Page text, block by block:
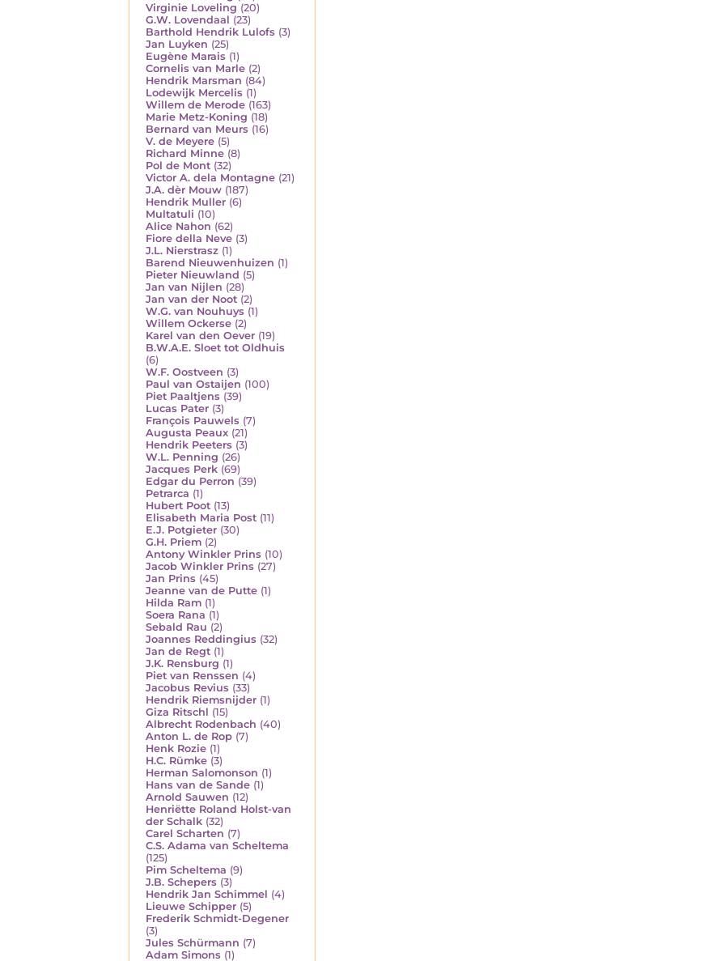
Virginie Loveling (20)
G.W. Lovendaal (23)
Barthold Hendrik Lulofs (3)
Jan Luyken (25)
Eugène Marais (1)
Cornelis van Marle (2)
Hendrik Marsman (84)
Lodewijk Mercelis (1)
Willem de Merode (163)
Marie Metz-Koning (18)
Bernard van Meurs (16)
V. de Meyere (5)
Richard Minne (8)
Pol de Mont (32)
Victor A. dela Montagne (21)
J.A. dèr Mouw (187)
Hendrik Muller (6)
Multatuli (10)
Alice Nahon (62)
Fiore della Neve (3)
J.L. Nierstrasz (1)
Barend Nieuwenhuizen (1)
Pieter Nieuwland (5)
Jan van Nijlen (28)
Jan van der Noot (2)
W.G. van Nouhuys (1)
Willem Ockerse (2)
Karel van den Oever (19)
B.W.A.E. Sloet tot Oldhuis
(6)
W.F. Oostveen (3)
Paul van Ostaijen (100)
Piet Paaltjens (39)
Lucas Pater (3)
François Pauwels (7)
Augusta Peaux (21)
Hendrik Peeters (3)
W.L. Penning (26)
Jacques Perk (69)
Edgar du Perron (39)
Petrarca (1)
Hubert Poot (13)
Elisabeth Maria Post (11)
E.J. Potgieter (30)
G.H. Priem (2)
Antony Winkler Prins (10)
Jacob Winkler Prins (27)
Jan Prins (45)
Jeanne van de Putte (1)
Hilda Ram (1)
Soera Rana (1)
Sebald Rau (2)
Joannes Reddingius (32)
Jan de Regt (1)
J.K. Rensburg (1)
Piet van Renssen (4)
Jacobus Revius (33)
Hendrik Riemsnijder (1)
Giza Ritschl (15)
Albrecht Rodenbach (40)
Anton L. de Rop (7)
Henk Rozie (1)
H.C. Rümke (3)
Herman Salomonson (1)
Hans van de Sande (1)
Arnold Sauwen (12)
Henriëtte Roland Holst-van
der Schalk (32)
Carel Scharten (7)
C.S. Adama van Scheltema
(125)
Pim Scheltema (9)
J.B. Schepers (3)
Hendrik Jan Schimmel (4)
Lieuwe Schipper (5)
Frederik Schmidt-Degener
(3)
Jules Schürmann (7)
Adam Simons (1)